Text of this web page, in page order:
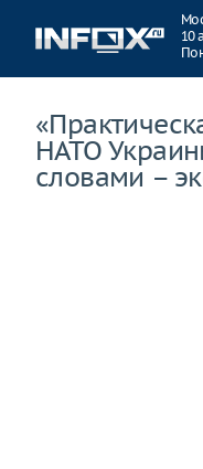
10
НАТО
словами –